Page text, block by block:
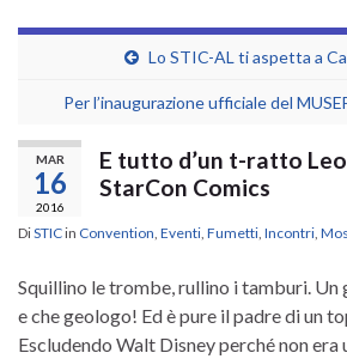
Lo STIC-AL ti aspetta a
Per l’inaugurazione ufficiale del
MAR
16
2016
E tutto d’un t-ratto
StarCon Comics
DiSTICin Convention Eventi Fumetti Incontri
Squillino le trombe, rullino i tamburi. Un
e che geologo! Ed è pure il padre di un
Escludendo Walt Disney perché non era